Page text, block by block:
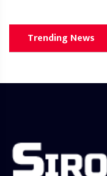
Trending News